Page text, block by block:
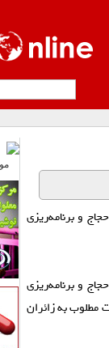
و برنامه‌ریزی
و برنامه‌ریزی
مطلوب به زائران